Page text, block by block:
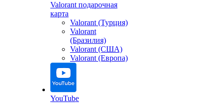
Valorant подарочная
карта
Valorant (Турция)
Valorant
(Бразилия)
Valorant (США)
Valorant (Европа)
YouTube